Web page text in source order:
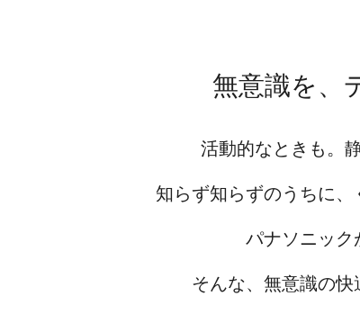
無意識を、
活動的なときも。
知らず知らずのうちに、
パナソニック
そんな、無意識の快